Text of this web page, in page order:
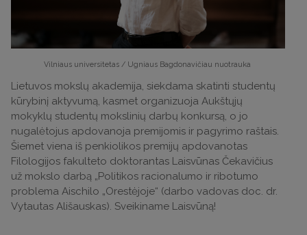
Vilniaus universitetas / Ugniaus Bagdonavičiau nuotrauka
Lietuvos mokslų akademija, siekdama skatinti studentų
kūrybinį aktyvumą, kasmet organizuoja Aukštųjų
mokyklų studentų mokslinių darbų konkursą, o jo
nugalėtojus apdovanoja premijomis ir pagyrimo raštais.
Šiemet viena iš penkiolikos premijų apdovanotas
Filologijos fakulteto doktorantas Laisvūnas Čekavičius
už mokslo darbą „Politikos racionalumo ir ribotumo
problema Aischilo „Orestėjoje“ (darbo vadovas doc. dr.
Vytautas Ališauskas). Sveikiname Laisvūną!